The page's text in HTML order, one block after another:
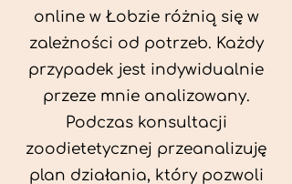
online w Łobzie różnią się w
zależności od potrzeb. Każdy
przypadek jest indywidualnie
przeze mnie analizowany.
Podczas konsultacji
zoodietetycznej przeanalizuję
plan działania, który pozwoli